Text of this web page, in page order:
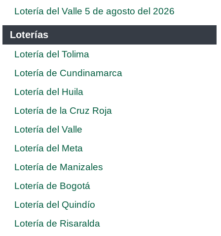
Lotería del Valle 5 de agosto del 2026
Loterías
Lotería del Tolima
Lotería de Cundinamarca
Lotería del Huila
Lotería de la Cruz Roja
Lotería del Valle
Lotería del Meta
Lotería de Manizales
Lotería de Bogotá
Lotería del Quindío
Lotería de Risaralda